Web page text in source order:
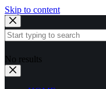
Skip to content
No results